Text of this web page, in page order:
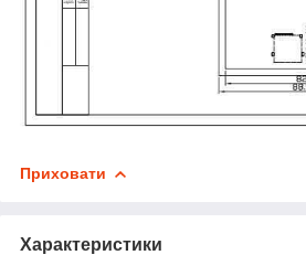
Приховати
Характеристики